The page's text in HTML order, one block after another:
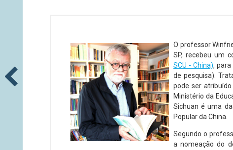
O professor
SP, recebeu um
SCU - China), para
de pesquisa).
pode ser
Ministério da
Sichuan é uma
Popular da China.
Segundo o
a nomeação do